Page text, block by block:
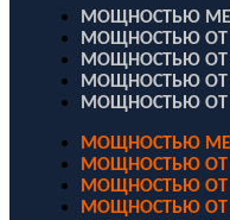
МОЩНОСТЬЮ
МОЩНОСТЬЮ ОТ
МОЩНОСТЬЮ ОТ
МОЩНОСТЬЮ ОТ
МОЩНОСТЬЮ ОТ
МОЩНОСТЬЮ
МОЩНОСТЬЮ ОТ
МОЩНОСТЬЮ ОТ
МОЩНОСТЬЮ ОТ